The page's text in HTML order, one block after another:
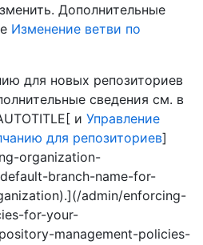
Дополнительные
Изменение ветви по
для новых репозиториев
сведения см. в
и Управление
для репозиториев]
organization-
branch-name-for-
admin/enforcing-
for-your-
management-policies-